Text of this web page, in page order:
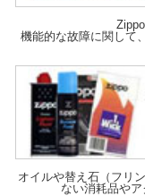
機能的な故障に関して
オイルや替え石（フリ
ない消耗品やア